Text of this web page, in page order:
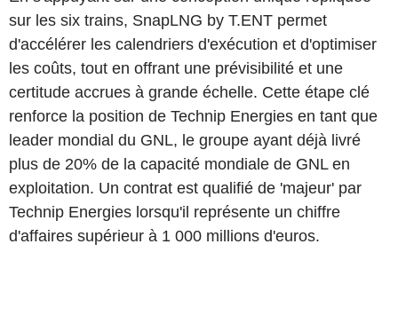
sur les six trains, SnapLNG by T.ENT permet
d'accélérer les calendriers d'exécution et d'optimiser
les coûts, tout en offrant une prévisibilité et une
certitude accrues à grande échelle. Cette étape clé
renforce la position de Technip Energies en tant que
leader mondial du GNL, le groupe ayant déjà livré
plus de 20% de la capacité mondiale de GNL en
exploitation. Un contrat est qualifié de 'majeur' par
Technip Energies lorsqu'il représente un chiffre
d'affaires supérieur à 1 000 millions d'euros.